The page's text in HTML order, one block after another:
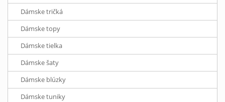
Dámske tričká
Dámske topy
Dámske tielka
Dámske šaty
Dámske blúzky
Dámske tuniky